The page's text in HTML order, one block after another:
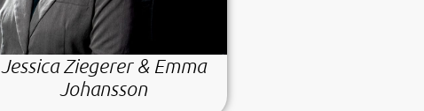
Jessica Ziegerer & Emma
Johansson